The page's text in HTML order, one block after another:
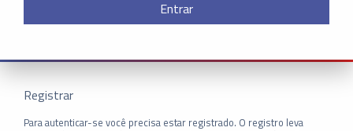
Registrar
Para autenticar-se você precisa estar registrado. O registro leva